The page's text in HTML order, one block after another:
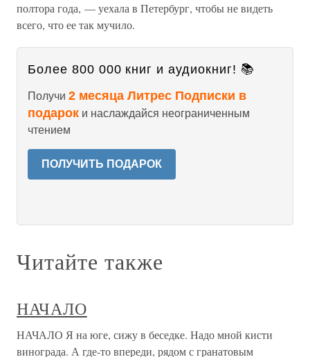
полтора года, — уехала в Петербург, чтобы не видеть
всего, что ее так мучило.
Более 800 000 книг и аудиокниг! 📚
Получи 2 месяца Литрес Подписки в
подарок и наслаждайся неограниченным
чтением
ПОЛУЧИТЬ ПОДАРОК
Читайте также
НАЧАЛО
НАЧАЛО Я на юге, сижу в беседке. Надо мной кисти
винограда. А где-то впереди, рядом с гранатовым